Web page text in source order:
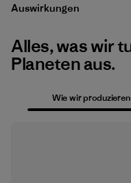
Auswirkungen
Alles, was wir
Planeten aus.
Wie wir produzieren